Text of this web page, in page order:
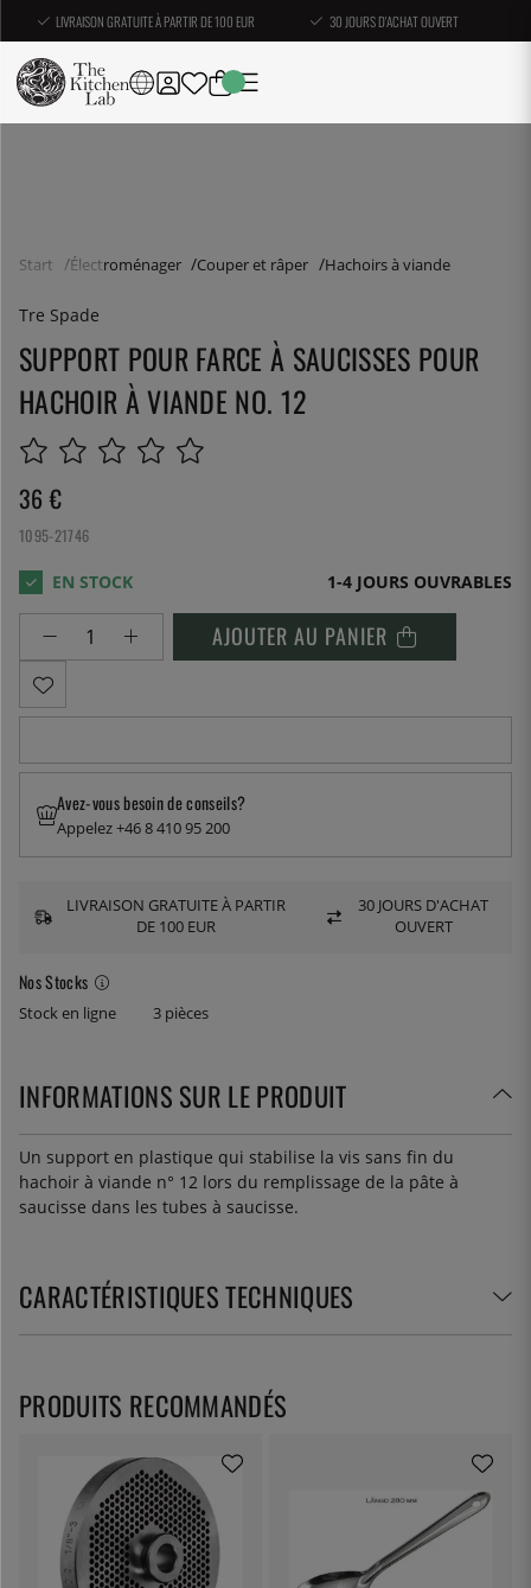
LIVRAISON GRATUITE À PARTIR DE 100 EUR 30 JOURS D'ACHAT OUVERT
Start Électroménager Couper et râper Hachoirs à viande
Tre Spade
SUPPORT POUR FARCE À SAUCISSES POUR
HACHOIR À VIANDE NO. 12
36 €
1095-21746
1-4 JOURS OUVRABLES
AJOUTER AU PANIER
Nos Stocks
Stock en ligne 3 pièces
Avez-vous besoin de conseils?
Appelez +46 8 410 95 200
LIVRAISON GRATUITE À PARTIR
DE 100 EUR
30 JOURS D'ACHAT
OUVERT
INFORMATIONS SUR LE PRODUIT
Un support en plastique qui stabilise la vis sans fin du
hachoir à viande n° 12 lors du remplissage de la pâte à
saucisse dans les tubes à saucisse.
CARACTÉRISTIQUES TECHNIQUES
PRODUITS RECOMMANDÉS